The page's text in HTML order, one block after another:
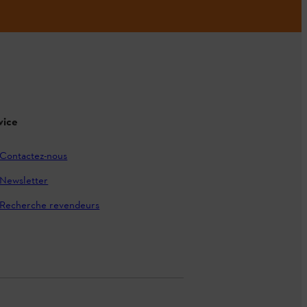
Contactez-nous
Newsletter
Recherche revendeurs